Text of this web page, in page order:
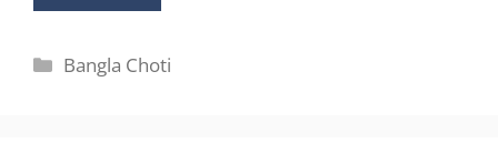
Categories
Bangla Choti